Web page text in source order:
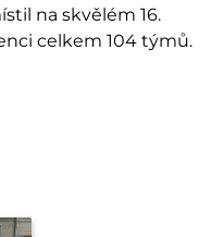
na skvělém 16.
celkem 104 týmů.